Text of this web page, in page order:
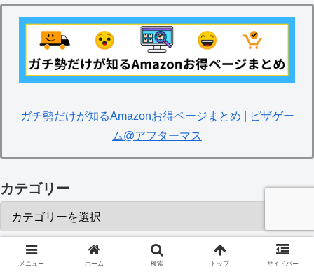
ガチ勢だけが知るAmazonお得ページまとめ | ピザゲー
ム@アフターマス
カテゴリー
スポンサーリンク
メニュー ホーム 検索 トップ サイドバー